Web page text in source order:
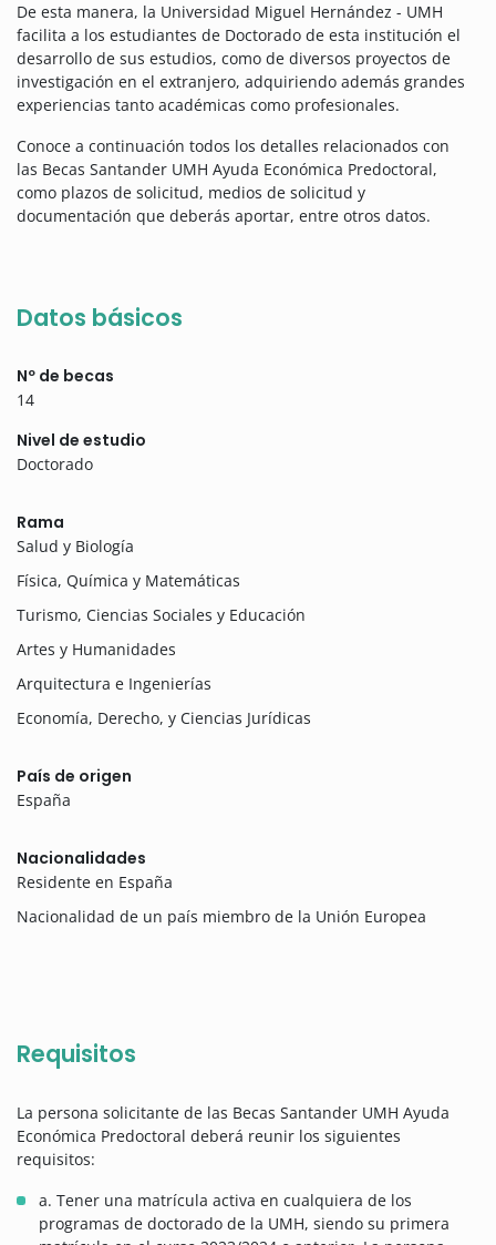
De esta manera, la Universidad Miguel Hernández - UMH
facilita a los estudiantes de Doctorado de esta institución el
desarrollo de sus estudios, como de diversos proyectos de
investigación en el extranjero, adquiriendo además grandes
experiencias tanto académicas como profesionales.
Conoce a continuación todos los detalles relacionados con
las Becas Santander UMH Ayuda Económica Predoctoral,
como plazos de solicitud, medios de solicitud y
documentación que deberás aportar, entre otros datos.
Datos básicos
Nº de becas
14
Nivel de estudio
Doctorado
Rama
Salud y Biología
Física, Química y Matemáticas
Turismo, Ciencias Sociales y Educación
Artes y Humanidades
Arquitectura e Ingenierías
Economía, Derecho, y Ciencias Jurídicas
País de origen
España
Nacionalidades
Residente en España
Nacionalidad de un país miembro de la Unión Europea
Requisitos
La persona solicitante de las Becas Santander UMH Ayuda
Económica Predoctoral deberá reunir los siguientes
requisitos:
a. Tener una matrícula activa en cualquiera de los
programas de doctorado de la UMH, siendo su primera